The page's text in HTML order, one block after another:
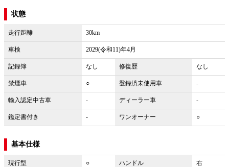
状態
走行距離 30km
車検 2029(令和11)年4月
記録簿 なし 修復歴 なし
禁煙車 ○ 登録済未使用車 -
輸入認定中古車 - ディーラー車 -
鑑定書付き - ワンオーナー ○
基本仕様
現行型 ○ ハンドル
右